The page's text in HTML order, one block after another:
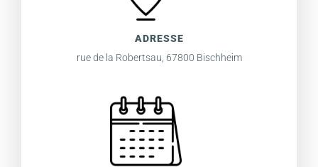
ADRESSE
rue de la Robertsau, 67800 Bischheim